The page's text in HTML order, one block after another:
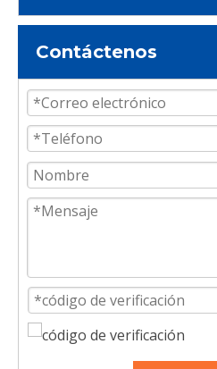
Contáctenos